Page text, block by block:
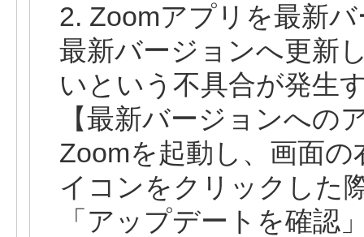
2. Zoomアプリを最新
最新バージョンへ更新
いという不具合が発生
【最新バージョンへの
Zoomを起動し、画面
イコンをクリックした
「アップデートを確認